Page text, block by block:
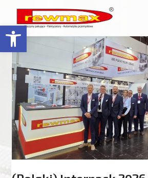
Open toolbar